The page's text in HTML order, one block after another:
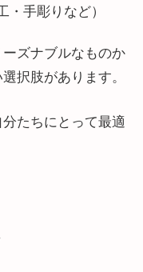
・手彫りなど）
ズナブルなものか
択肢があります。
たちにとって最適